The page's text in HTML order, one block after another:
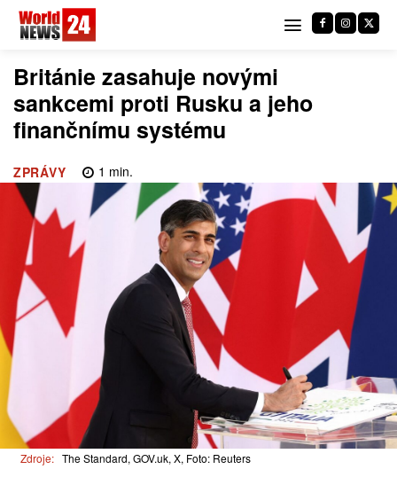
Británie zasahuje novými
sankcemi proti Rusku a jeho
finančnímu systému
ZPRÁVY 1 min.
Zdroje: The Standard, GOV.uk, X, Foto: Reuters